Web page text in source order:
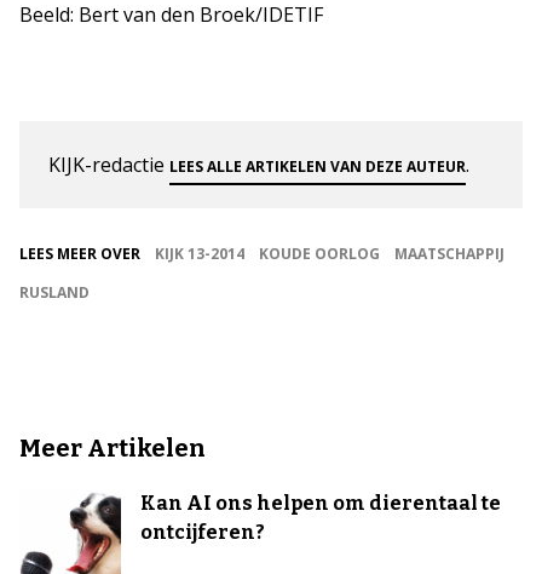
Beeld: Bert van den Broek/IDETIF
KIJK-redactie LEES ALLE ARTIKELEN VAN DEZE AUTEUR.
LEES MEER OVER KIJK 13-2014 KOUDE OORLOG
MAATSCHAPPIJ
RUSLAND
Meer Artikelen
Kan AI ons helpen om dierentaal te
ontcijferen?